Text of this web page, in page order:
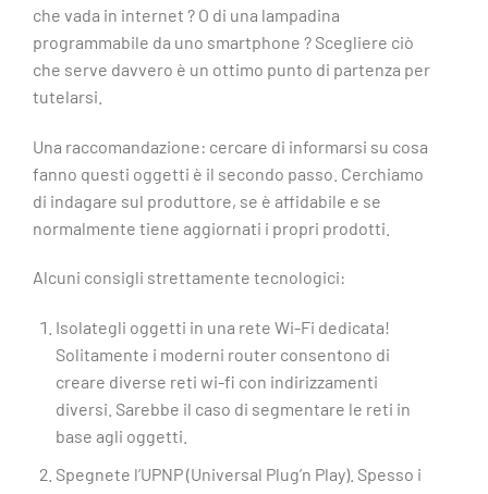
che vada in internet ? O di una lampadina
programmabile da uno smartphone ? Scegliere ciò
che serve davvero è un ottimo punto di partenza per
tutelarsi.
Una raccomandazione: cercare di informarsi su cosa
fanno questi oggetti è il secondo passo. Cerchiamo
di indagare sul produttore, se è affidabile e se
normalmente tiene aggiornati i propri prodotti.
Alcuni consigli strettamente tecnologici:
Isolategli oggetti in una rete Wi-Fi dedicata!
Solitamente i moderni router consentono di
creare diverse reti wi-fi con indirizzamenti
diversi. Sarebbe il caso di segmentare le reti in
base agli oggetti.
Spegnete l’UPNP (Universal Plug’n Play). Spesso i